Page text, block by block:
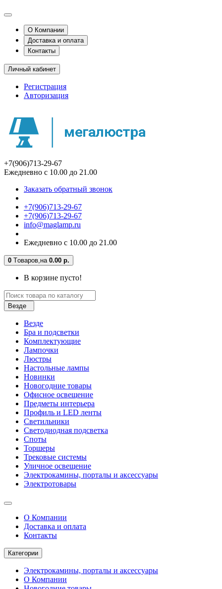
О Компании
Доставка и оплата
Контакты
Личный кабинет
Регистрация
Авторизация
+7(906)713-29-67
Ежедневно с 10.00 до 21.00
Заказать обратный звонок
+7(906)713-29-67
+7(906)713-29-67
info@maglamp.ru
Ежедневно с 10.00 до 21.00
0 Tоваров,на 0.00 р.
В корзине пусто!
Везде
Везде
Бра и подсветки
Комплектующие
Лампочки
Люстры
Настольные лампы
Новинки
Новогодние товары
Офисное освещение
Предметы интерьера
Профиль и LED ленты
Светильники
Светодиодная подсветка
Споты
Торшеры
Трековые системы
Уличное освещение
Электрокамины, порталы и аксессуары
Электротовары
О Компании
Доставка и оплата
Контакты
Категории
Электрокамины, порталы и аксессуары
О Компании